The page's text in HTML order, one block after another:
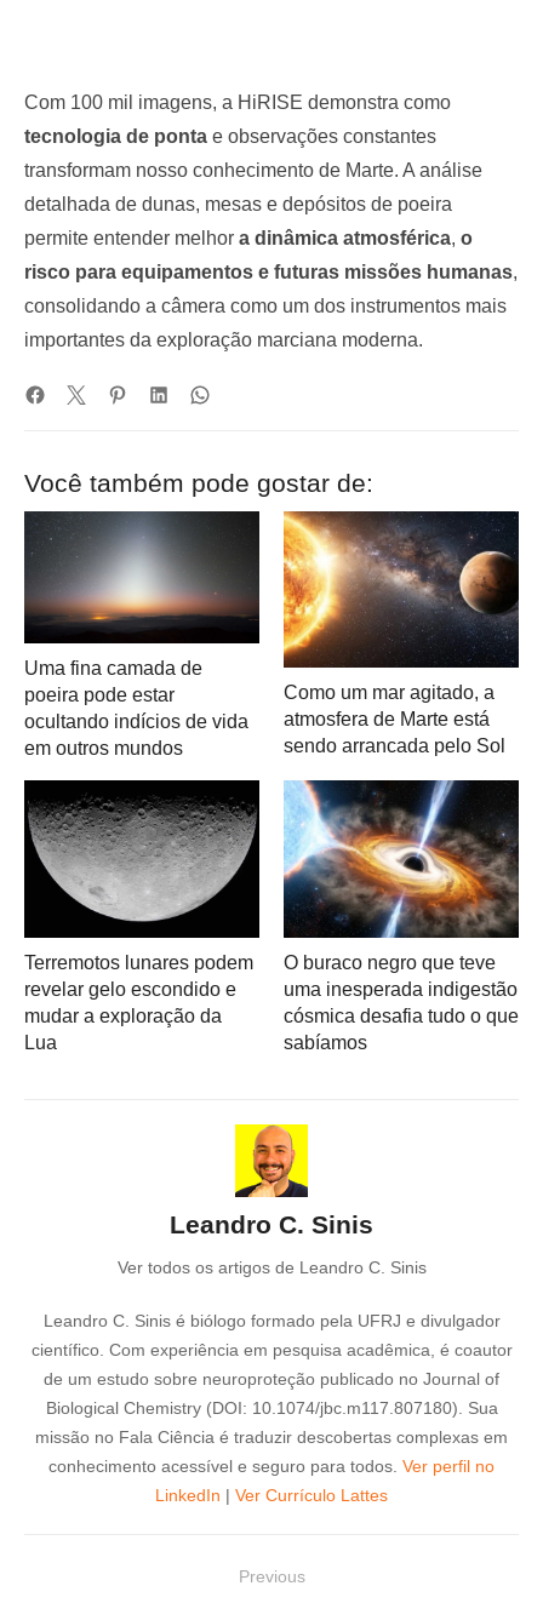
Com 100 mil imagens, a HiRISE demonstra como
tecnologia de ponta e observações constantes
transformam nosso conhecimento de Marte. A análise
detalhada de dunas, mesas e depósitos de poeira
permite entender melhor a dinâmica atmosférica, o
risco para equipamentos e futuras missões humanas,
consolidando a câmera como um dos instrumentos mais
importantes da exploração marciana moderna.
Você também pode gostar de:
Uma fina camada de
poeira pode estar
ocultando indícios de vida
em outros mundos
Como um mar agitado, a
atmosfera de Marte está
sendo arrancada pelo Sol
Terremotos lunares podem
revelar gelo escondido e
mudar a exploração da
Lua
O buraco negro que teve
uma inesperada indigestão
cósmica desafia tudo o que
sabíamos
Leandro C. Sinis
Ver todos os artigos de Leandro C. Sinis
Leandro C. Sinis é biólogo formado pela UFRJ e divulgador
científico. Com experiência em pesquisa acadêmica, é coautor
de um estudo sobre neuroproteção publicado no Journal of
Biological Chemistry (DOI: 10.1074/jbc.m117.807180). Sua
missão no Fala Ciência é traduzir descobertas complexas em
conhecimento acessível e seguro para todos. Ver perfil no
LinkedIn | Ver Currículo Lattes
Previous